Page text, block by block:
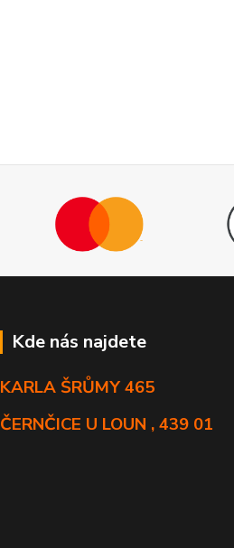
Kde nás najdete
KARLA ŠRŮMY 465
ČERNČICE U LOUN , 439 01